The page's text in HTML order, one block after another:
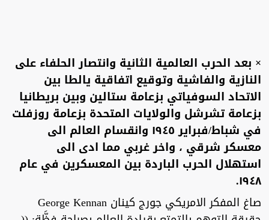
× بعد الحرب العالمية الثانية وانتصار الحلفاء على
النازية والفاشية وتوقيع اتفاقية يالطا بين
الاتحاد السوفياتي بزعامة ستالين وبين بريطانيا
بزعامة تشرشل والولايات المتحدة بزعامة روزفلت
في شباط/فبراير ١٩٤٥ وانقسام العالم الى
معسكر شرقي ، واخر غربي مما ادى الى
استهلال الحرب الباردة بين المعسكرين في عام
١٩٤٨.
صاغ المفكر الامريكي جورج كينان George Kennan